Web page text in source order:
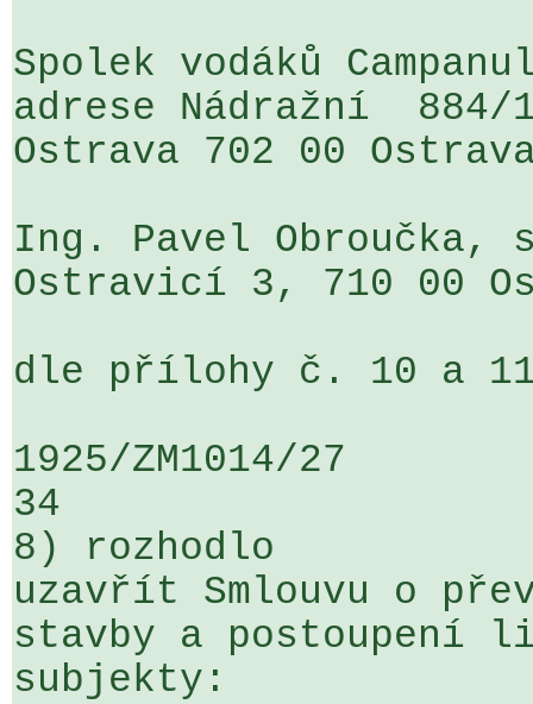
Spolek vodáků
adrese Nádražní  884/
Ostrava 702 00
Ing. Pavel Obroučka,
Ostravicí 3, 710 00
dle přílohy č. 10 a 11
1925/ZM1014/27
34
8) rozhodlo
uzavřít Smlouvu o
stavby a postoupení
subjekty: